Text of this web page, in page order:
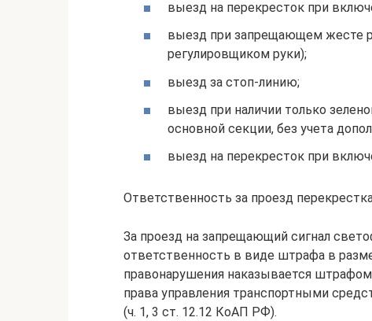
выезд на перекресток при
выезд при запрещающем жесте
регулировщиком руки);
выезд за стоп-линию;
выезд при наличии только
основной секции, без учета
выезд на перекресток при
Ответственность за проезд
За проезд на запрещающий сигнал
ответственность в виде штрафа в
правонарушения наказывается
права управления транспортными
(ч. 1, 3 ст. 12.12 КоАП РФ).